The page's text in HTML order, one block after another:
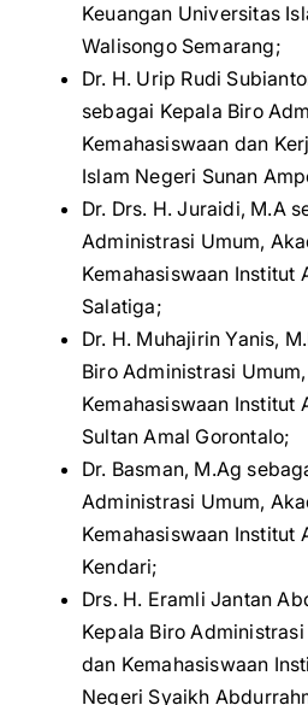
Keuangan Universitas
Walisongo Semarang;
Dr. H. Urip Rudi
sebagai Kepala Biro
Kemahasiswaan dan
Islam Negeri Sunan
Dr. Drs. H. Juraidi, M.A
Administrasi Umum,
Kemahasiswaan Institut
Salatiga;
Dr. H. Muhajirin Yanis,
Biro Administrasi
Kemahasiswaan Institut
Sultan Amal Gorontalo;
Dr. Basman, M.Ag
Administrasi Umum,
Kemahasiswaan Institut
Kendari;
Drs. H. Eramli Jantan
Kepala Biro
dan Kemahasiswaan
Negeri Syaikh